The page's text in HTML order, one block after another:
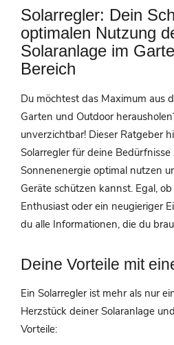
Abs.
3
UStG)
Solarregler: Dein
optimalen Nutzung
Solaranlage im
Bereich
Du möchtest das Maximum aus
Garten und Outdoor
unverzichtbar! Dieser Ratgeber
Solarregler für deine
Sonnenenergie optimal nutzen
Geräte schützen kannst. Egal,
Enthusiast oder ein neugieriger
du alle Informationen, die du
Deine Vorteile mit
Ein Solarregler ist mehr als nur
Herzstück deiner Solaranlage
Vorteile: